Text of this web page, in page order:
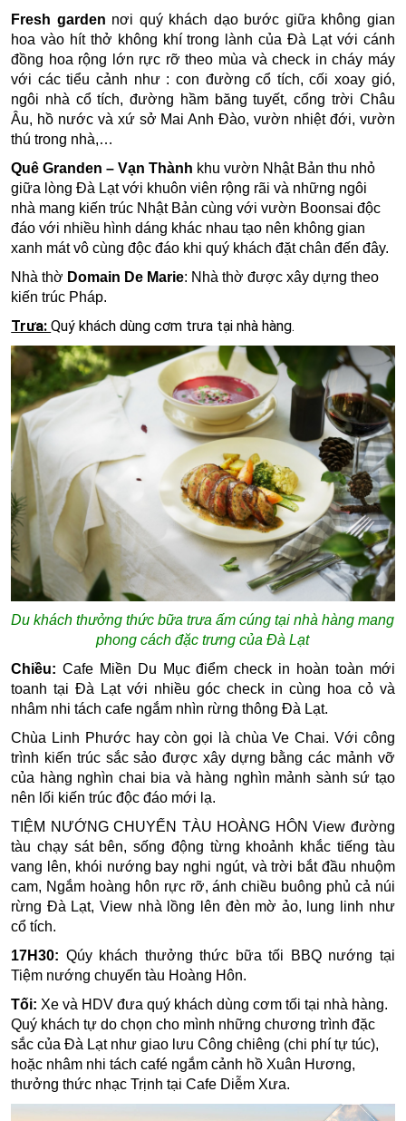
Fresh garden nơi quý khách dạo bước giữa không gian
hoa vào hít thở không khí trong lành của Đà Lạt với cánh
đồng hoa rộng lớn rực rỡ theo mùa và check in cháy máy
với các tiểu cảnh như : con đường cổ tích, cối xoay gió,
ngôi nhà cổ tích, đường hầm băng tuyết, cổng trời Châu
Âu, hồ nước và xứ sở Mai Anh Đào, vườn nhiệt đới, vườn
thú trong nhà,…
Quê Granden – Vạn Thành khu vườn Nhật Bản thu nhỏ
giữa lòng Đà Lạt với khuôn viên rộng rãi và những ngôi
nhà mang kiến trúc Nhật Bản cùng với vườn Boonsai độc
đáo với nhiều hình dáng khác nhau tạo nên không gian
xanh mát vô cùng độc đáo khi quý khách đặt chân đến đây.
Nhà thờ Domain De Marie: Nhà thờ được xây dựng theo
kiến trúc Pháp.
Trưa:Quý khách dùng cơm trưa tại nhà hàng.
Du khách thưởng thức bữa trưa ấm cúng tại nhà hàng mang
phong cách đặc trưng của Đà Lạt
Chiều: Cafe Miền Du Mụcđiểm check in hoàn toàn mới
toanh tại Đà Lạt với nhiều góc check in cùng hoa cỏ và
nhâm nhi tách cafe ngắm nhìn rừng thông Đà Lạt.
Chùa Linh Phướchay còn gọi là chùa Ve Chai. Với công
trình kiến trúc sắc sảo được xây dựng bằng các mảnh vỡ
của hàng nghìn chai bia và hàng nghìn mảnh sành sứ tạo
nên lối kiến trúc độc đáo mới lạ.
TIỆM NƯỚNG CHUYẾN TÀU HOÀNG HÔN View đường
tàu chạy sát bên, sống động từng khoảnh khắc tiếng tàu
vang lên, khói nướng bay nghi ngút, và trời bắt đầu nhuộm
cam, Ngắm hoàng hôn rực rỡ, ánh chiều buông phủ cả núi
rừng Đà Lạt, View nhà lồng lên đèn mờ ảo, lung linh như
cổ tích.
17H30: Qúy khách thưởng thức bữa tối BBQ nướng tại
Tiệm nướng chuyến tàu Hoàng Hôn.
Tối: Xe và HDV đưa quý khách dùng cơm tối tại nhà hàng.
Quý khách tự do chọn cho mình những chương trình đặc
sắc của Đà Lạt như giao lưu Công chiêng (chi phí tự túc),
hoặc nhâm nhi tách café ngắm cảnh hồ Xuân Hương,
thưởng thức nhạc Trịnh tại Cafe Diễm Xưa.